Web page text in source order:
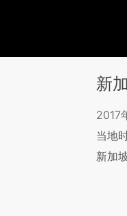
新
2017
当地
新加